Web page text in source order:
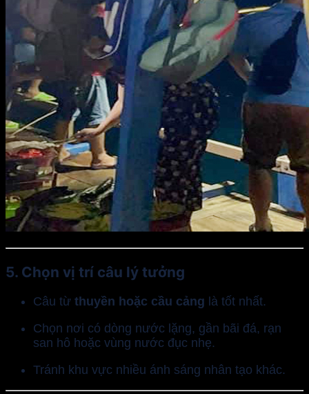
5. Chọn vị trí câu lý tưởng
Câu từ thuyền hoặc cầu cảng là tốt nhất.
Chọn nơi có dòng nước lặng, gần bãi đá, rạn
san hô hoặc vùng nước đục nhẹ.
Tránh khu vực nhiều ánh sáng nhân tạo khác.